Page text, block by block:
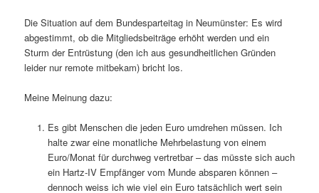
Die Situation auf dem Bundesparteitag in Neumünster: Es wird
abgestimmt, ob die Mitgliedsbeiträge erhöht werden und ein
Sturm der Entrüstung (den ich aus gesundheitlichen Gründen
leider nur remote mitbekam) bricht los.
Meine Meinung dazu:
Es gibt Menschen die jeden Euro umdrehen müssen. Ich
halte zwar eine monatliche Mehrbelastung von einem
Euro/Monat für durchweg vertretbar – das müsste sich auch
ein Hartz-IV Empfänger vom Munde absparen können –
dennoch weiss ich wie viel ein Euro tatsächlich wert sein